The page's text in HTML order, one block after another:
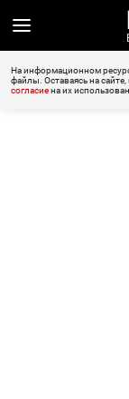
На информационном
файлы. Оставаясь на
согласиена их